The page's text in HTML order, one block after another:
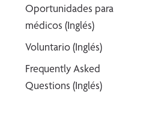
Oportunidades para
médicos (Inglés)
Voluntario (Inglés)
Frequently Asked
Questions (Inglés)